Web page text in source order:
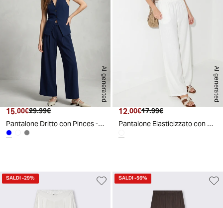
AI generated
Prezzo attuale
15.00€ Prezzo originale
29.99€
Pantalone Dritto con Pinces - Blu
AI generated
Prezzo attuale
12.00€ Prezzo originale
17.99€
Pantalone Elasticizzato con Vestibilità Orbida - Bianco
SALDI-29% SALDI-56%